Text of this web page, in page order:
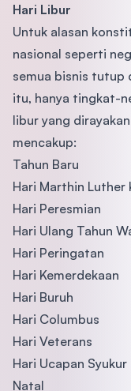
Hari Libur
Untuk alasan
nasional seperti
semua bisnis tutup
itu, hanya tingkat-
libur yang
mencakup:
Tahun Baru
Hari Marthin Luther
Hari Peresmian
Hari Ulang Tahun
Hari Peringatan
Hari Kemerdekaan
Hari Buruh
Hari Columbus
Hari Veterans
Hari Ucapan Syukur
Natal